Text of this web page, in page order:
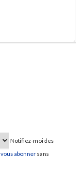
Notifiez-moi des
vous abonner sans